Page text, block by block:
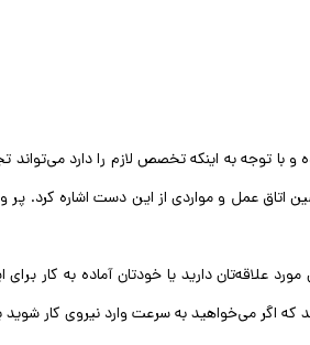
توجه به اینکه تخصص لازم را دارد می‌تواند
اتاق عمل و مواردی از این دست اشاره کرد.
علاقه‌تان دارید یا خودتان آماده به
که اگر می‌خواهید به سرعت وارد نیروی کار